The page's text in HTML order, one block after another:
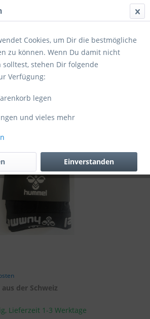
aus der Schweiz
Lieferzeit 1-3 Werktage
Cookies, um Dir die bestmögliche
zu können. Wenn Du damit nicht
stehen Dir folgende
Verfügung:
legen
und vieles mehr
Einverstanden